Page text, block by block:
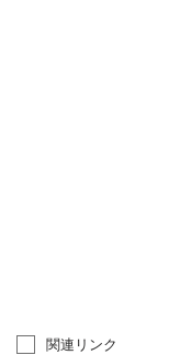
関連リンク